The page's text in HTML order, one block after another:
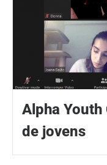
Alpha
de jovens